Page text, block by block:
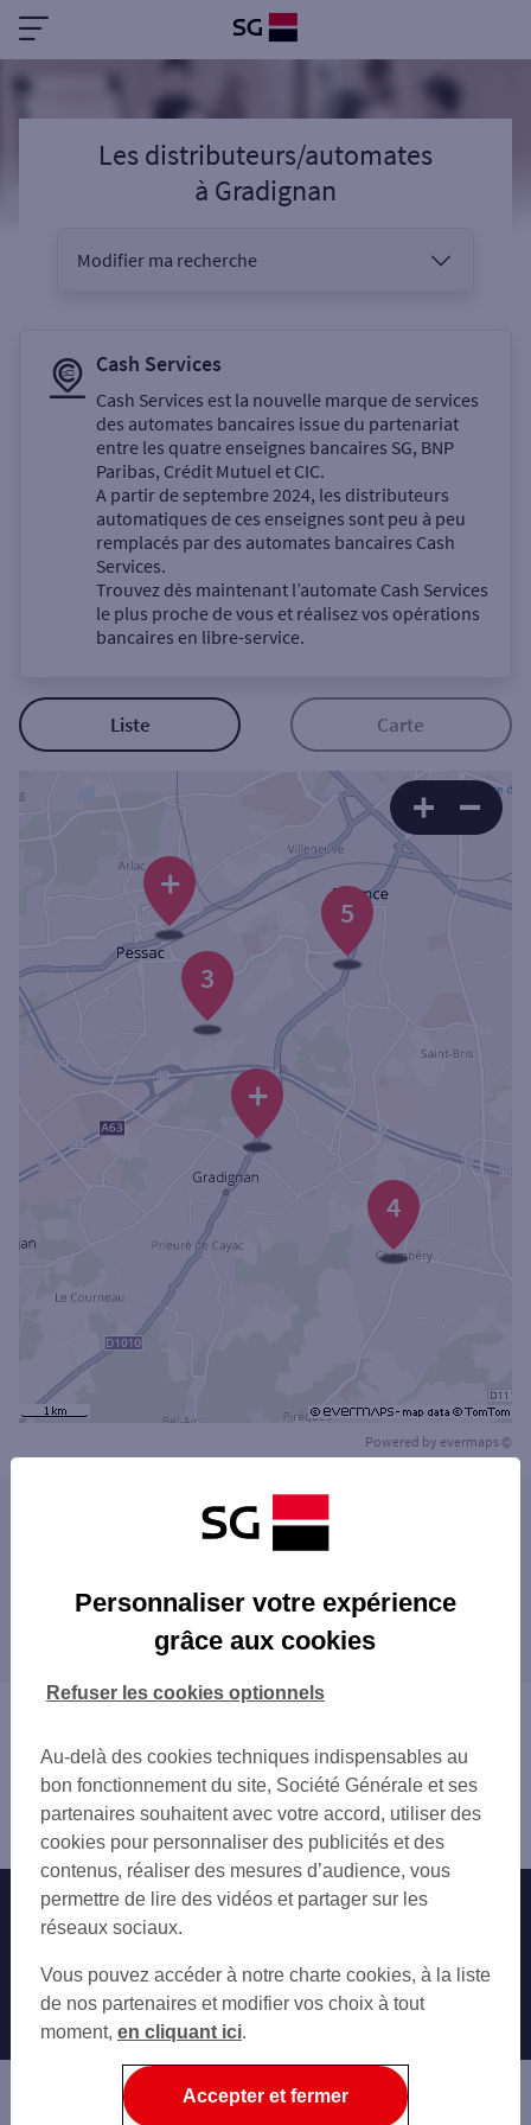
Les distributeurs/automates
à Gradignan
Modifier ma recherche
Sélectionnez votre recherche
Un service
Autour de moi
Ville / Code postal
Rechercher
Cash Services
Cash Services est la nouvelle marque de services
des automates bancaires issue du partenariat
entre les quatre enseignes bancaires SG, BNP
Paribas, Crédit Mutuel et CIC.
A partir de septembre 2024, les distributeurs
automatiques de ces enseignes sont peu à peu
remplacés par des automates bancaires Cash
Services.
Trouvez dès maintenant l’automate Cash Services
le plus proche de vous et réalisez vos opérations
bancaires en libre-service.
Liste Carte
+
5
4
3
+
Powered by evermaps ©
Les distributeurs/automates dans les villes à
TALENCE
VILLENAVE-D'ORNON
CESTAS
MÉRIGNAC
FLOIRAC
LE BOUSCAT
CENON
BRUGES
EYSINES
LORMONT
SAINT-MÉDARD-EN-JALLES
AMBARÈS-ET-LAGRAVE
Les distributeurs/automates dans les
départements limitrophes
24 DORDOGNE
47 LOT-ET-GARONNE
Gironde
Nos engagements Nous contacter
Autres sites SG
Professionnels
Entreprises
Associations
Personnaliser votre expérience
grâce aux cookies
Au-delà des cookies techniques indispensables au
bon fonctionnement du site, Société Générale et ses
partenaires souhaitent avec votre accord, utiliser des
cookies pour personnaliser des publicités et des
contenus, réaliser des mesures d’audience, vous
permettre de lire des vidéos et partager sur les
réseaux sociaux.
Vous pouvez accéder à notre charte cookies, à la liste
de nos partenaires et modifier vos choix à tout
moment, en cliquant ici.
Refuser les cookies optionnels
Accepter et fermer